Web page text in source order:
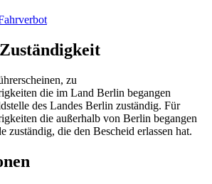
zu
die im Land Berlin begangen
des Landes Berlin zuständig. Für
die außerhalb von Berlin begangen
zuständig, die den Bescheid erlassen hat.